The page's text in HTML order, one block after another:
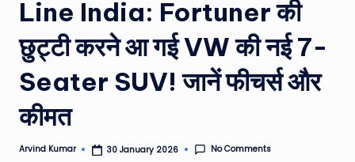
&
M
o
vi
e
N
Line India: Fortuner की
छुट्टी करने आ गई VW की नई 7-
Seater SUV! जानें फीचर्स और
कीमत
Posted
Arvind Kumar 30 January 2026 No Comments